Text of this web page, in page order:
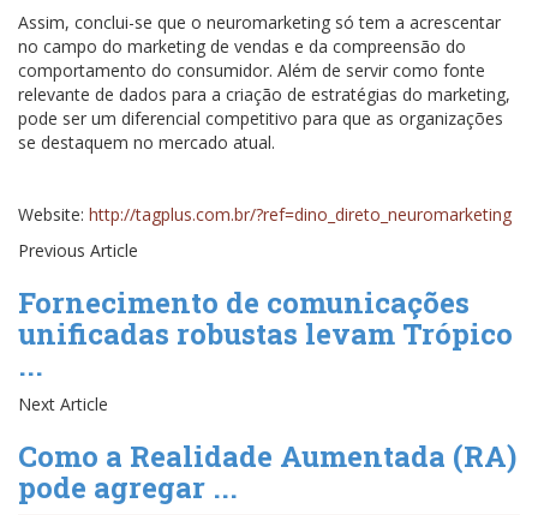
Assim, conclui-se que o neuromarketing só tem a acrescentar
no campo do marketing de vendas e da compreensão do
comportamento do consumidor. Além de servir como fonte
relevante de dados para a criação de estratégias do marketing,
pode ser um diferencial competitivo para que as organizações
se destaquem no mercado atual.
Website: http://tagplus.com.br/?ref=dino_direto_neuromarketing
Previous Article
Fornecimento de comunicações
unificadas robustas levam Trópico
...
Next Article
Como a Realidade Aumentada (RA)
pode agregar ...